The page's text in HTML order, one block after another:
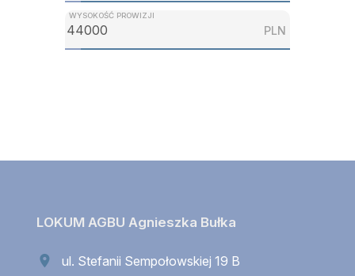
WYSOKOŚĆ PROWIZJI
PLN
LOKUM AGBU Agnieszka Bułka
ul. Stefanii Sempołowskiej 19 B